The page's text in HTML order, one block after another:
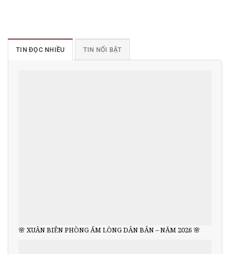
TIN ĐỌC NHIỀU TIN NỔI BẬT
🌸 XUÂN BIÊN PHÒNG ẤM LÒNG DÂN BẢN – NĂM 2026 🌸